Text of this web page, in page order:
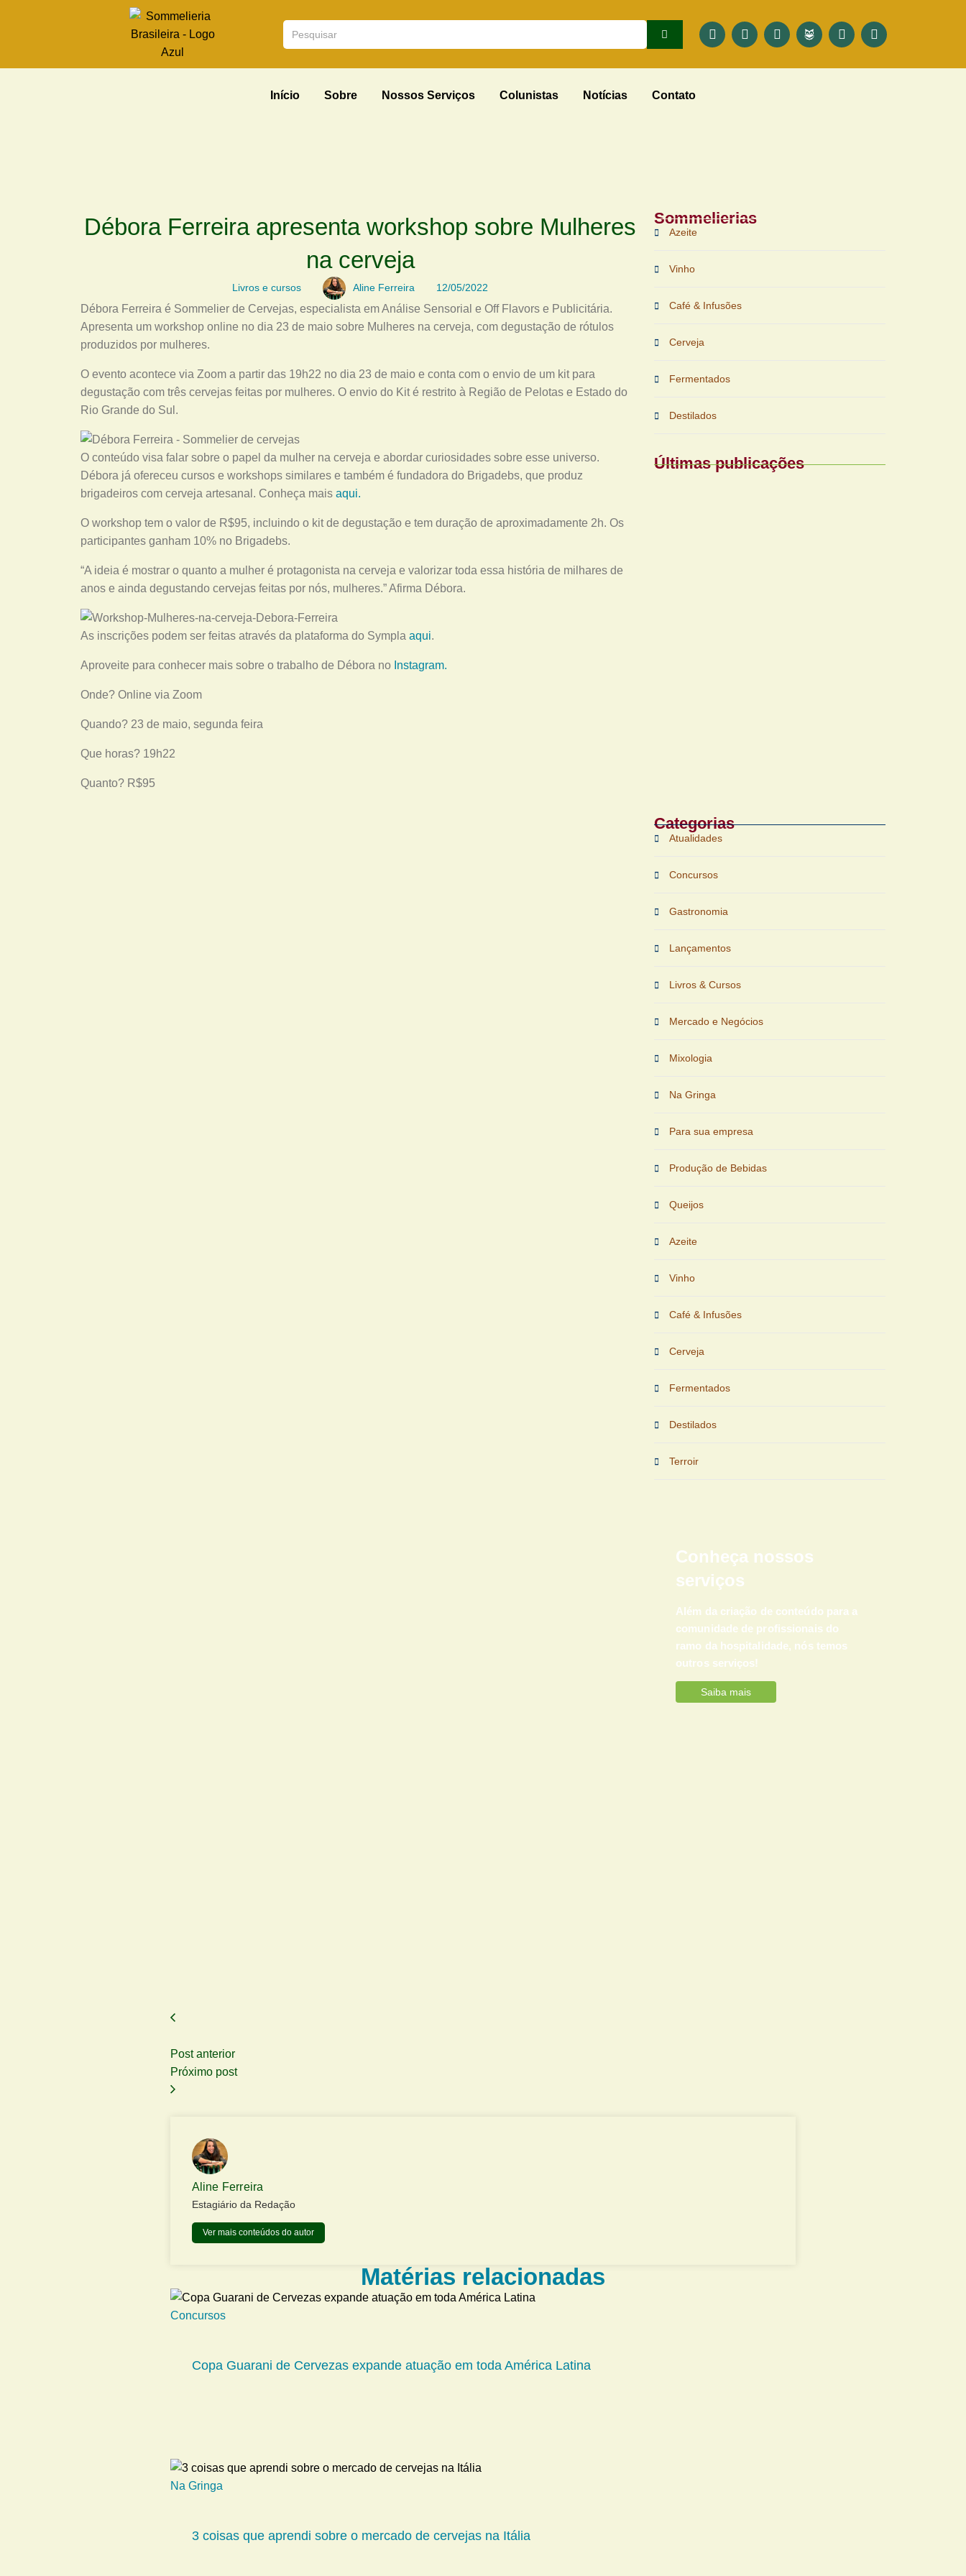
Início Sobre Nossos Serviços Colunistas Notícias Contato
Débora Ferreira apresenta workshop sobre Mulheres
na cerveja
Livros e cursos Aline Ferreira 12/05/2022
Débora Ferreira é Sommelier de Cervejas, especialista em Análise Sensorial e Off Flavors e Publicitária.
Apresenta um workshop online no dia 23 de maio sobre Mulheres na cerveja, com degustação de rótulos
produzidos por mulheres.
O evento acontece via Zoom a partir das 19h22 no dia 23 de maio e conta com o envio de um kit para
degustação com três cervejas feitas por mulheres. O envio do Kit é restrito à Região de Pelotas e Estado do
Rio Grande do Sul.
O conteúdo visa falar sobre o papel da mulher na cerveja e abordar curiosidades sobre esse universo.
Débora já ofereceu cursos e workshops similares e também é fundadora do Brigadebs, que produz
brigadeiros com cerveja artesanal. Conheça mais aqui.
O workshop tem o valor de R$95, incluindo o kit de degustação e tem duração de aproximadamente 2h. Os
participantes ganham 10% no Brigadebs.
“A ideia é mostrar o quanto a mulher é protagonista na cerveja e valorizar toda essa história de milhares de
anos e ainda degustando cervejas feitas por nós, mulheres.” Afirma Débora.
As inscrições podem ser feitas através da plataforma do Sympla aqui.
Aproveite para conhecer mais sobre o trabalho de Débora no Instagram.
Onde? Online via Zoom
Quando? 23 de maio, segunda feira
Que horas? 19h22
Quanto? R$95
Sommelierias
Azeite
Vinho
Café & Infusões
Cerveja
Fermentados
Destilados
Últimas publicações
Categorias
Atualidades
Concursos
Gastronomia
Lançamentos
Livros & Cursos
Mercado e Negócios
Mixologia
Na Gringa
Para sua empresa
Produção de Bebidas
Queijos
Azeite
Vinho
Café & Infusões
Cerveja
Fermentados
Destilados
Terroir
Conheça nossos
serviços
Além da criação de conteúdo para a
comunidade de profissionais do
ramo da hospitalidade, nós temos
outros serviços!
Saiba mais
Post anterior
Próximo post
Aline Ferreira
Estagiário da Redação
Ver mais conteúdos do autor
Matérias relacionadas
Concursos
Copa Guarani de Cervezas expande atuação em toda América Latina
Na Gringa
3 coisas que aprendi sobre o mercado de cervejas na Itália